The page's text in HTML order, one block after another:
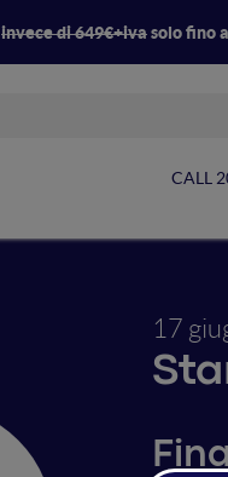
invece di 649€+ivasolo fino
CALL
17